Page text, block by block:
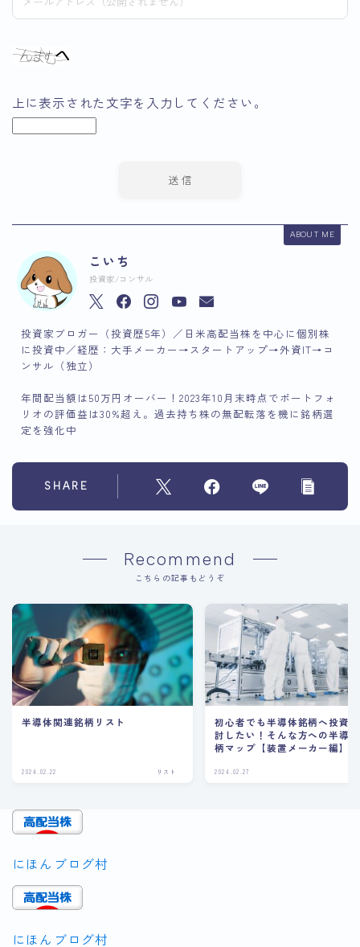
上に表示された文字を入力してください。
ABOUT ME
こいち
投資家/コンサル
投資家ブロガー（投資歴5年）／日米高配当株を中心に個別株
に投資中／経歴：大手メーカー→スタートアップ→外資IT→コ
ンサル（独立）
年間配当額は50万円オーバー！2023年10月末時点でポートフォ
リオの評価益は30%超え。過去持ち株の無配転落を機に銘柄選
定を強化中
SHARE
Recommend
こちらの記事もどうぞ
半導体関連銘柄リスト
2024.02.22 リスト
初心者でも半導体銘柄へ投資
討したい！そんな方への半導
柄マップ【装置メーカー編】
2024.02.27
にほんブログ村
にほんブログ村